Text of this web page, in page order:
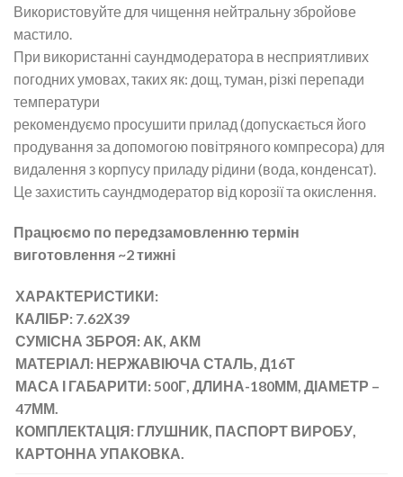
Використовуйте для чищення нейтральну збройове
мастило.
При використанні саундмодератора в несприятливих
погодних умовах, таких як: дощ, туман, різкі перепади
температури
рекомендуємо просушити прилад (допускається його
продування за допомогою повітряного компресора) для
видалення з корпусу приладу рідини (вода, конденсат).
Це захистить саундмодератор від корозії та окислення.
Працюємо по передзамовленню термін
виготовлення ~2 тижні
ХАРАКТЕРИСТИКИ:
КАЛІБР: 7.62Х39
СУМІСНА ЗБРОЯ: АК, АКМ
МАТЕРІАЛ: НЕРЖАВІЮЧА СТАЛЬ, Д16Т
МАСА І ГАБАРИТИ: 500Г, ДЛИНА-180ММ, ДІАМЕТР –
47ММ.
КОМПЛЕКТАЦІЯ: ГЛУШНИК, ПАСПОРТ ВИРОБУ,
КАРТОННА УПАКОВКА.